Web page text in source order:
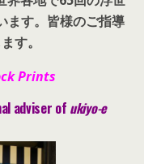
ます。皆様のご指導
す。
Prints
adviser of ukiyo-e